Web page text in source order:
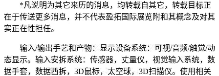
*凡说明为其它来历的消息，均转载自其它，转载目标正
在于传送更多消息，并不代表盈拓国际展览附和其概念及对其
实正在性担任。
输入/输出手艺和产物：显示设备系统：可视/音频/触觉/动
态显示。输入安拆系统：传感器，丈量仪，视觉输入系统，数
据手套，数据西拆，3D鼠标，太空球，3D扫描仪。使用相关